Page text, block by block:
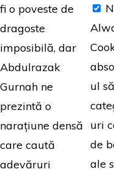
fi o poveste de
dragoste
imposibilă, dar
Abdulrazak
Gurnah ne
prezintă o
narațiune densă
care caută
adevăruri
ul
uri
de
ale